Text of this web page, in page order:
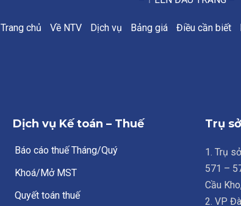
Trang chủ Về NTV Dịch vụ Bảng giá Điều cần biết
Dịch vụ Kế toán – Thuế
Báo cáo thuế Tháng/Quý
Khoá/Mở MST
Quyết toán thuế
Trụ
1. Trụ
571 –
Cầu
2. VP